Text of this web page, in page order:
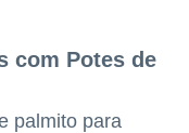
com Potes de
palmito para